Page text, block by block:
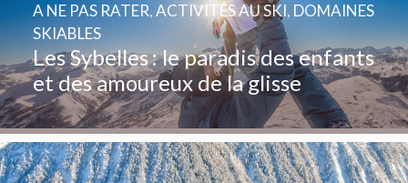
Les Sybelles : le paradis des enfants
et des amoureux de la glisse
A NE PAS RATER,ACTIVITÉS AU SKI, DOMAINES
SKIABLES